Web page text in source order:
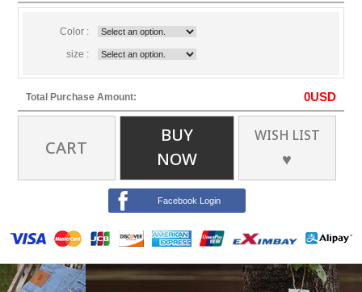
Color :
size :
Total Purchase Amount: 0USD
CART
BUY
NOW
WISH LIST
♥
Facebook Login